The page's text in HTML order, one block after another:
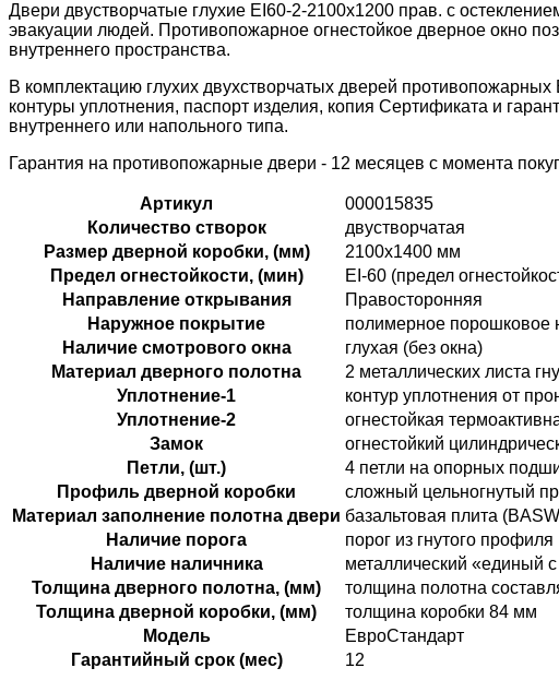
Двери двустворчатые глухие ЕІ60-2-2100x1200 прав. с
эвакуации людей. Противопожарное огнестойкое дверное окно
внутреннего пространства.
В комплектацию глухих двухстворчатых дверей
контуры уплотнения, паспорт изделия, копия Сертификата и
внутреннего или напольного типа.
Гарантия на противопожарные двери - 12 месяцев с момента
Артикул
000015835
Количество створок
двустворчатая
Размер дверной коробки, (мм)
2100х1400 мм
Предел огнестойкости, (мин)
ЕІ-60 (предел
Направление открывания
Правосторонняя
Наружное покрытие
полимерное порошковое
Наличие смотрового окна
глухая (без окна)
Материал дверного полотна
2 металлических листа
Уплотнение-1
контур уплотнения от
Уплотнение-2
огнестойкая
Замок
огнестойкий
Петли, (шт.)
4 петли на опорных
Профиль дверной коробки
сложный цельногнутый
Материал заполнение полотна двери базальтовая плита
Наличие порога
порог из гнутого профиля
Наличие наличника
металлический «единый
Толщина дверного полотна, (мм)
толщина полотна
Толщина дверной коробки, (мм)
толщина коробки 84 мм
Модель
ЕвроСтандарт
Гарантийный срок (мес)
12